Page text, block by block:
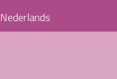
Nederlands